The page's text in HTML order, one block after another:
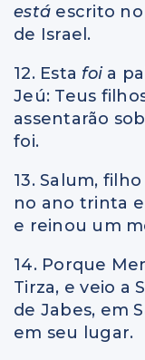
está escrito
de Israel.
12. Esta foi a
Jeú: Teus
assentarão
foi.
13. Salum,
no ano trinta
e reinou um
14. Porque
Tirza, e veio a
de Jabes, em
em seu lugar.